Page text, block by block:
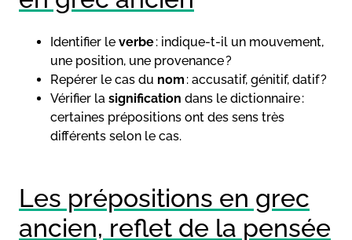
Identifier le verbe: indique-t-il un mouvement,
une position, une provenance ?
Repérer le cas du nom : accusatif, génitif, datif ?
Vérifier la signification dans le dictionnaire :
certaines prépositions ont des sens très
différents selon le cas.
Les prépositions en grec
ancien, reflet de la pensée